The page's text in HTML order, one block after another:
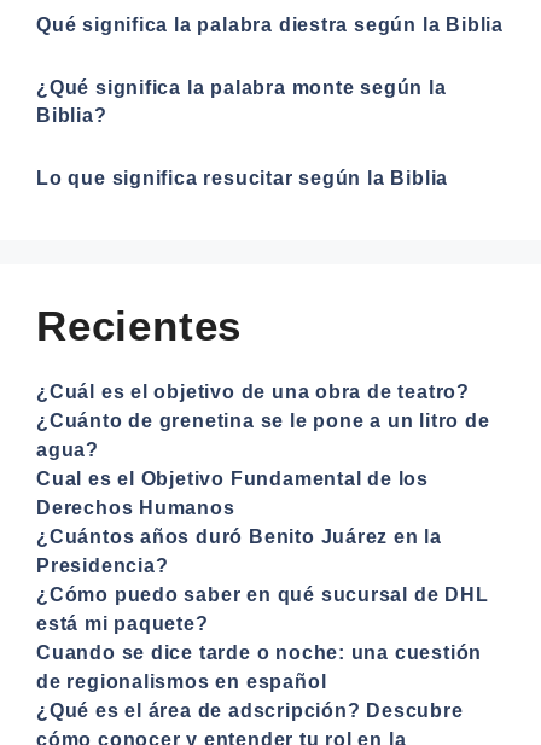
Qué significa la palabra diestra según la Biblia
¿Qué significa la palabra monte según la
Biblia?
Lo que significa resucitar según la Biblia
Recientes
¿Cuál es el objetivo de una obra de teatro?
¿Cuánto de grenetina se le pone a un litro de
agua?
Cual es el Objetivo Fundamental de los
Derechos Humanos
¿Cuántos años duró Benito Juárez en la
Presidencia?
¿Cómo puedo saber en qué sucursal de DHL
está mi paquete?
Cuando se dice tarde o noche: una cuestión
de regionalismos en español
¿Qué es el área de adscripción? Descubre
cómo conocer y entender tu rol en la